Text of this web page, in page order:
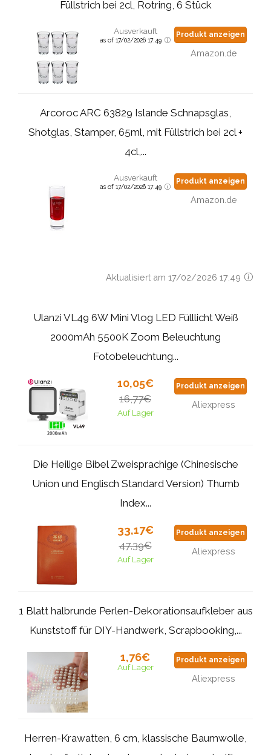
Füllstrich bei 2cl, Rotring, 6 Stück
Ausverkauft
as of 17/02/2026 17:49
Produkt anzeigen
Amazon.de
Arcoroc ARC 63829 Islande Schnapsglas,
Shotglas, Stamper, 65ml, mit Füllstrich bei 2cl +
4cl,...
Ausverkauft
as of 17/02/2026 17:49
Produkt anzeigen
Amazon.de
Aktualisiert am 17/02/2026 17:49
Ulanzi VL49 6W Mini Vlog LED Fülllicht Weiß
2000mAh 5500K Zoom Beleuchtung
Fotobeleuchtung...
10,05€
16,77€
Auf Lager
Produkt anzeigen
Aliexpress
Die Heilige Bibel Zweisprachige (Chinesische
Union und Englisch Standard Version) Thumb
Index...
33,17€
47,39€
Auf Lager
Produkt anzeigen
Aliexpress
1 Blatt halbrunde Perlen-Dekorationsaufkleber aus
Kunststoff für DIY-Handwerk, Scrapbooking,...
1,76€
Auf Lager
Produkt anzeigen
Aliexpress
Herren-Krawatten, 6 cm, klassische Baumwolle,